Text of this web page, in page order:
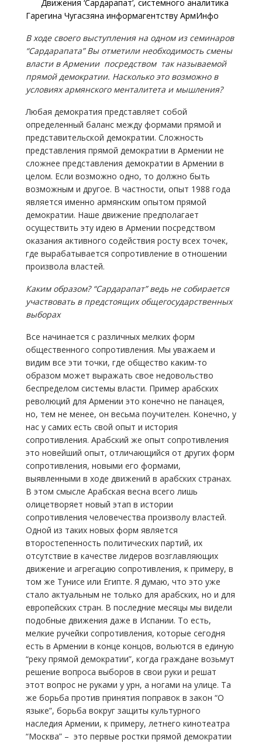
Движения ‘Сардарапат’, системного аналитика
Гарегина Чугасзяна информагентству АрмИнфо
В ходе своего выступления на одном из семинаров
“Сардарапата” Вы отметили необходимость смены
власти в Армении посредством так называемой
прямой демократии. Насколько это возможно в
условиях армянского менталитета и мышления?
Любая демократия представляет собой
определенный баланс между формами прямой и
представительской демократии. Сложность
представления прямой демократии в Армении не
сложнее представления демократии в Армении в
целом. Если возможно одно, то должно быть
возможным и другое. В частности, опыт 1988 года
является именно армянским опытом прямой
демократии. Наше движение предполагает
осуществить эту идею в Армении посредством
оказания активного содействия росту всех точек,
где вырабатывается сопротивление в отношении
произвола властей.
Каким образом? “Сардарапат” ведь не собирается
участвовать в предстоящих общегосударственных
выборах
Все начинается с различных мелких форм
общественного сопротивления. Мы уважаем и
видим все эти точки, где общество каким-то
образом может выражать свое недовольство
беспределом системы власти. Пример арабских
революций для Армении это конечно не панацея,
но, тем не менее, он весьма поучителен. Конечно, у
нас у самих есть свой опыт и история
сопротивления. Арабский же опыт сопротивления
это новейший опыт, отличающийся от других форм
сопротивления, новыми его формами,
выявленными в ходе движений в арабских странах.
В этом смысле Арабская весна всего лишь
олицетворяет новый этап в истории
сопротивления человечества произволу властей.
Одной из таких новых форм является
второстепенность политических партий, их
отсутствие в качестве лидеров возглавляющих
движение и агрегацию сопротивления, к примеру, в
том же Тунисе или Египте. Я думаю, что это уже
стало актуальным не только для арабских, но и для
европейских стран. В последние месяцы мы видели
подобные движения даже в Испании. То есть,
мелкие ручейки сопротивления, которые сегодня
есть в Армении в конце концов, вольются в единую
“реку прямой демократии”, когда граждане возьмут
решение вопроса выборов в свои руки и решат
этот вопрос не руками у урн, а ногами на улице. Та
же борьба против принятия поправок в закон “О
языке”, борьба вокруг защиты культурного
наследия Армении, к примеру, летнего кинотеатра
“Москва” – это первые ростки прямой демократии